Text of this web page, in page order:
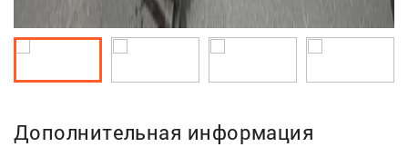
Дополнительная информация